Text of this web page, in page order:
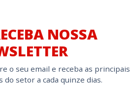
NOSSA
o seu email e receba as principais
do setor a cada quinze dias.